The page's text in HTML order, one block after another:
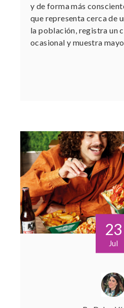
y de forma más
que representa cerca de
la población, registra un
ocasional y muestra
23
Jul